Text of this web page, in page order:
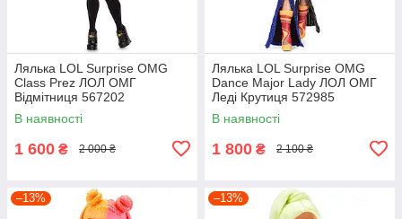
Лялька LOL Surprise OMG
Class Prez ЛОЛ ОМГ
Відмітниця 567202
В наявності
1 600 ₴ 2 000 ₴
Лялька LOL Surprise OMG
Dance Major Lady ЛОЛ ОМГ
Леді Крутиця 572985
В наявності
1 800 ₴ 2 100 ₴
–13% –13%